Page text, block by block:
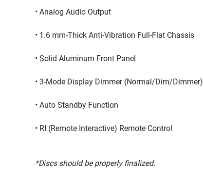
• Analog Audio Output
• 1.6 mm-Thick Anti-Vibration Full-Flat Chassis
• Solid Aluminum Front Panel
• 3-Mode Display Dimmer (Normal/Dim/Dimmer)
• Auto Standby Function
• RI (Remote Interactive) Remote Control
*Discs should be properly finalized.